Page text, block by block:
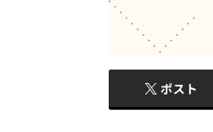
ポスト